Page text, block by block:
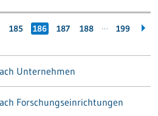
185 186 187 188 … 199
Unternehmen
Forschungseinrichtungen